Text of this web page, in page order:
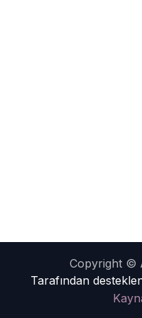
Copyright ©
Tarafından